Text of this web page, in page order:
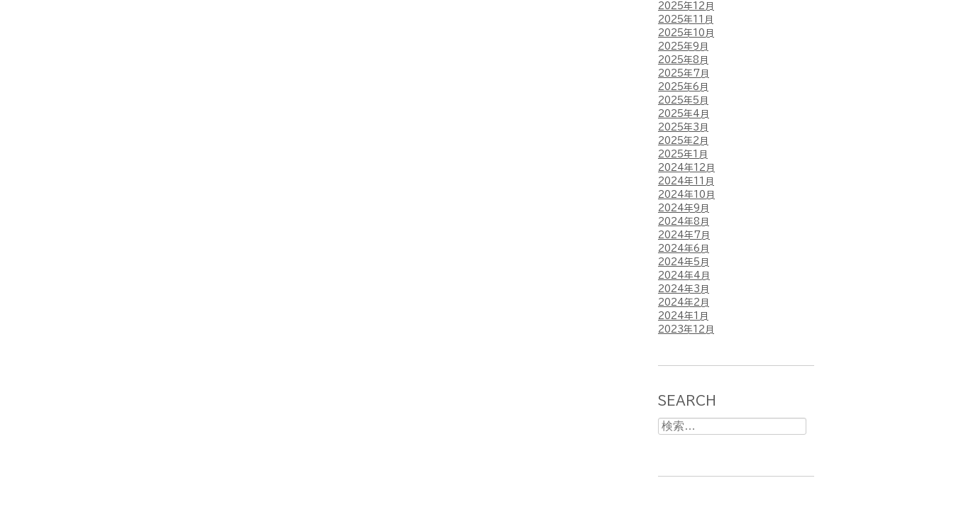
2025年12月
2025年11月
2025年10月
2025年9月
2025年8月
2025年7月
2025年6月
2025年5月
2025年4月
2025年3月
2025年2月
2025年1月
2024年12月
2024年11月
2024年10月
2024年9月
2024年8月
2024年7月
2024年6月
2024年5月
2024年4月
2024年3月
2024年2月
2024年1月
2023年12月
SEARCH
検
索: